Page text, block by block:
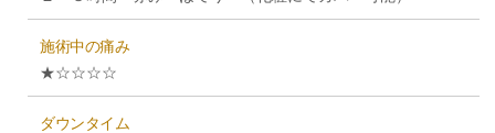
施術中の痛み
★☆☆☆☆
ダウンタイム